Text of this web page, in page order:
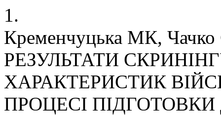
1.
Кременчуцька МК,
РЕЗУЛЬТАТИ
ХАРАКТЕРИСТИК
ПРОЦЕСІ